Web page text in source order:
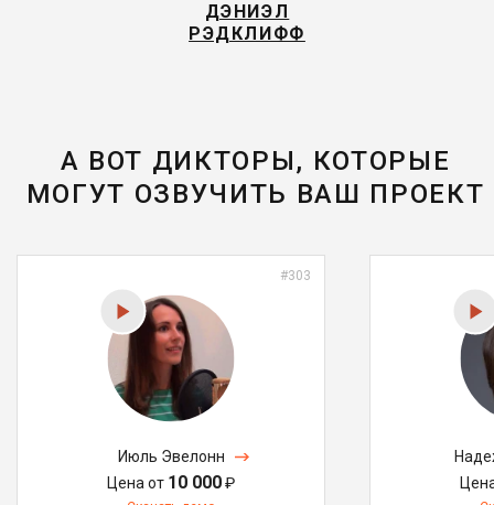
ДЭНИЭЛ
РЭДКЛИФФ
А ВОТ ДИКТОРЫ, КОТОРЫЕ
МОГУТ ОЗВУЧИТЬ ВАШ ПРОЕКТ
#303
Июль Эвелонн
Цена от 10 000₽